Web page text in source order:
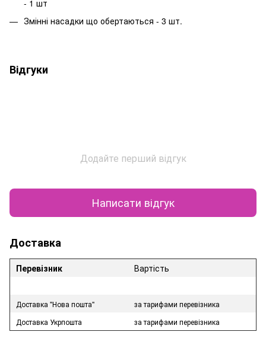
- 1 шт
Змінні насадки що обертаються - 3 шт.
Відгуки
Додайте перший відгук
Написати відгук
Доставка
Перевізник Вартість
Доставка "Нова пошта"
за тарифами перевізника
Доставка Укрпошта
за тарифами перевізника